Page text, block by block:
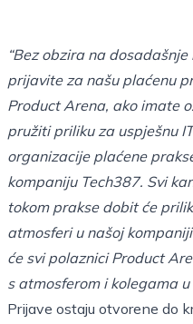
“Bez obzira na
prijavite za našu plaćenu
Product Arena, ako imate
pružiti priliku za uspješnu
organizacije plaćene
kompaniju Tech387. Svi
tokom prakse dobit će
atmosferi u našoj
će svi polaznici Product
s atmosferom i kolegama
Prijave ostaju otvorene do